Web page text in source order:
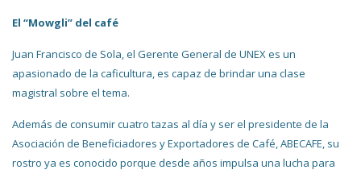
El “Mowgli” del café
Juan Francisco de Sola, el Gerente General de UNEX es un
apasionado de la caficultura, es capaz de brindar una clase
magistral sobre el tema.
Además de consumir cuatro tazas al día y ser el presidente de la
Asociación de Beneficiadores y Exportadores de Café, ABECAFE, su
rostro ya es conocido porque desde años impulsa una lucha para